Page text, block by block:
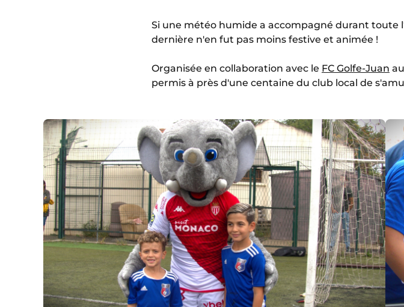
Si une météo humide a accompagné durant toute
dernière n'en fut pas moins festive et animée !
Organisée en collaboration avec le FC Golfe-Juan
permis à près d'une centaine du club local de